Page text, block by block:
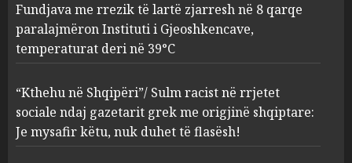
“Kthehu në Shqipëri”/ Sulm
racist në rrjetet sociale ndaj
gazetarit grek me origjinë
shqiptare: Je mysafir këtu,
nuk duhet të flasësh!
AUGUST 8, 2026
Fundjava me rrezik të lartë zjarresh në 8 qarqe
paralajmëron Instituti i Gjeoshkencave,
temperaturat deri në 39°C
“Kthehu në Shqipëri”/ Sulm racist në rrjetet
sociale ndaj gazetarit grek me origjinë shqiptare:
Je mysafir këtu, nuk duhet të flasësh!